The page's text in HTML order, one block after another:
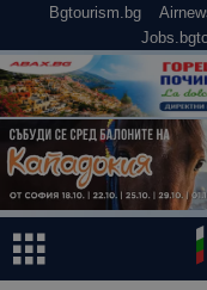
Bgtourism.bg